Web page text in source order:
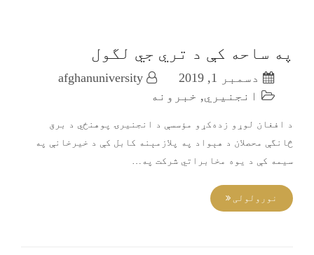
په ساحه کې د تري جي لگول
دسمبر 1, 2019
انجنیري, خبرونه
د افغان لوړو زده‌کړو مؤسسې د انجنیرۍ پوهنځي د برق
څانگې محصلان د هېواد په پلازمېنه کابل کې د خيرخانې په
سيمه کې د يوه مخابراتي شرکت په…
نورولولی